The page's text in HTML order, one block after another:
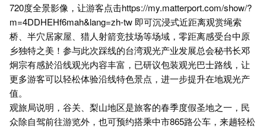
720度全景影像，让游客点击https://my.matterport.com/show/?
m=4DDHEHf6mah&lang=zh-tw 即可沉浸式近距离观赏绳索
桥、半穴居家屋、猎人射箭竞技场等场域，零距离感受台中原
乡独特之美！参与此次踩线的台湾观光产业发展总会秘书长邓
炯宗有感於沿线观光内容丰富，已研议包装观光巴士路线，让
更多游客可以轻松体验沿线特色景点，进一步提升在地观光产
值。
观旅局说明，谷关、梨山地区是旅客的春季度假圣地之一，民
众除自驾前往游览外，也可预约搭乘中市865路公车，来趟轻松